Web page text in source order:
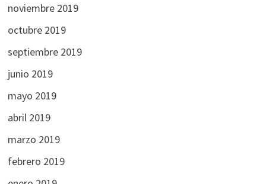
noviembre 2019
octubre 2019
septiembre 2019
junio 2019
mayo 2019
abril 2019
marzo 2019
febrero 2019